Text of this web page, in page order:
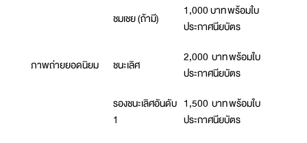
ชมเชย (ถ้ามี)
1,000 บาท พร้อมใบ
ประกาศนียบัตร
ภาพถ่ายยอดนิยม ชนะเลิศ
2,000 บาท พร้อมใบ
ประกาศนียบัตร
รองชนะเลิศอันดับ
1
1,500 บาท พร้อมใบ
ประกาศนียบัตร